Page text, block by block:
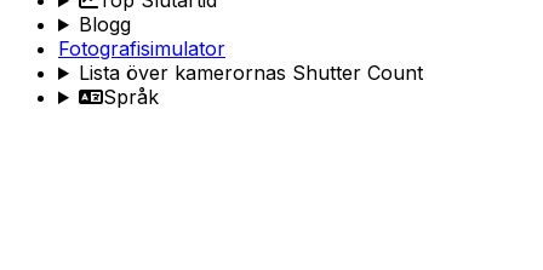
Blogg
Fotografisimulator
Lista över kamerornas Shutter Count
Språk